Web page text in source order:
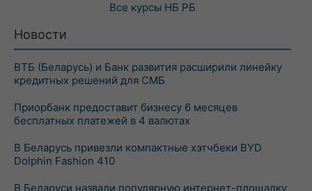
Все курсы НБ РБ
Новости
ВТБ (Беларусь) и Банк развития расширили линейку
кредитных решений для СМБ
Приорбанк предоставит бизнесу 6 месяцев
бесплатных платежей в 4 валютах
В Беларусь привезли компактные хэтчбеки BYD
Dolphin Fashion 410
В Беларуси назвали популярную интернет-площадку